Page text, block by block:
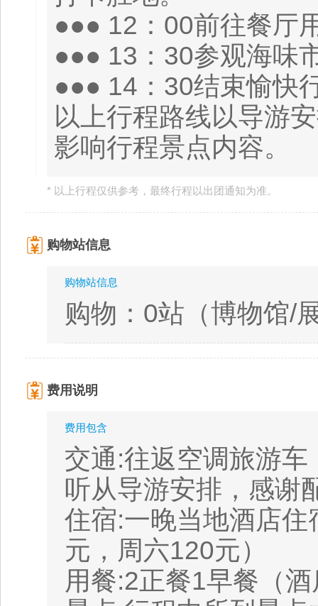
●●● 12：00前往餐厅
●●● 13：30参观海味
●●● 14：30结束愉快
以上行程路线以导游
影响行程景点内容。
* 以上行程仅供参考，最终行程以出团通知为准。
购物站信息
购物站信息
购物：0站（博物馆/
费用说明
费用包含
交通:往返空调旅游
听从导游安排，感谢
住宿:一晚当地酒店
元，周六120元）
用餐:2正餐1早餐（